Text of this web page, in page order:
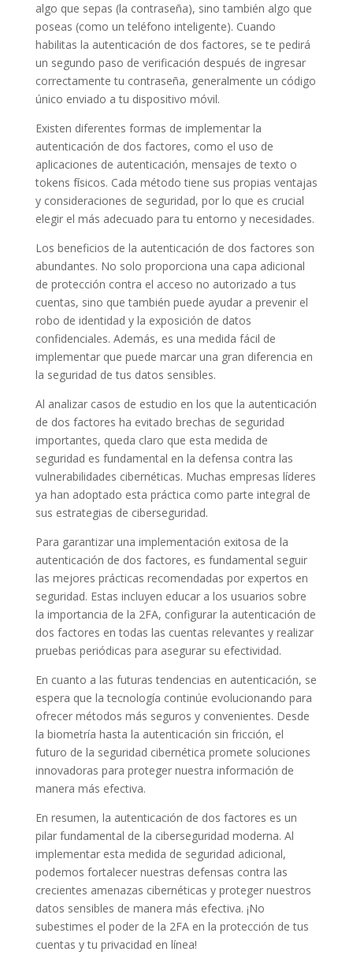
algo que sepas (la contraseña), sino también algo que
poseas (como un teléfono inteligente). Cuando
habilitas la autenticación de dos factores, se te pedirá
un segundo paso de verificación después de ingresar
correctamente tu contraseña, generalmente un código
único enviado a tu dispositivo móvil.
Existen diferentes formas de implementar la
autenticación de dos factores, como el uso de
aplicaciones de autenticación, mensajes de texto o
tokens físicos. Cada método tiene sus propias ventajas
y consideraciones de seguridad, por lo que es crucial
elegir el más adecuado para tu entorno y necesidades.
Los beneficios de la autenticación de dos factores son
abundantes. No solo proporciona una capa adicional
de protección contra el acceso no autorizado a tus
cuentas, sino que también puede ayudar a prevenir el
robo de identidad y la exposición de datos
confidenciales. Además, es una medida fácil de
implementar que puede marcar una gran diferencia en
la seguridad de tus datos sensibles.
Al analizar casos de estudio en los que la autenticación
de dos factores ha evitado brechas de seguridad
importantes, queda claro que esta medida de
seguridad es fundamental en la defensa contra las
vulnerabilidades cibernéticas. Muchas empresas líderes
ya han adoptado esta práctica como parte integral de
sus estrategias de ciberseguridad.
Para garantizar una implementación exitosa de la
autenticación de dos factores, es fundamental seguir
las mejores prácticas recomendadas por expertos en
seguridad. Estas incluyen educar a los usuarios sobre
la importancia de la 2FA, configurar la autenticación de
dos factores en todas las cuentas relevantes y realizar
pruebas periódicas para asegurar su efectividad.
En cuanto a las futuras tendencias en autenticación, se
espera que la tecnología continúe evolucionando para
ofrecer métodos más seguros y convenientes. Desde
la biometría hasta la autenticación sin fricción, el
futuro de la seguridad cibernética promete soluciones
innovadoras para proteger nuestra información de
manera más efectiva.
En resumen, la autenticación de dos factores es un
pilar fundamental de la ciberseguridad moderna. Al
implementar esta medida de seguridad adicional,
podemos fortalecer nuestras defensas contra las
crecientes amenazas cibernéticas y proteger nuestros
datos sensibles de manera más efectiva. ¡No
subestimes el poder de la 2FA en la protección de tus
cuentas y tu privacidad en línea!